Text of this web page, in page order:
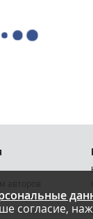
согласие,